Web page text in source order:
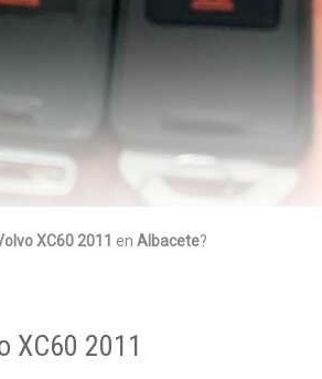
XC60 2011 en Albacete?
XC60 2011